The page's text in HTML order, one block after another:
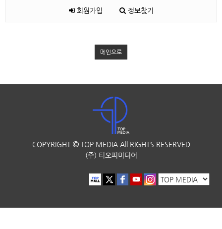
회원가입 정보찾기
메인으로
COPYRIGHT TOP MEDIA All RIGHTS RESERVED
(주) 티오피미디어